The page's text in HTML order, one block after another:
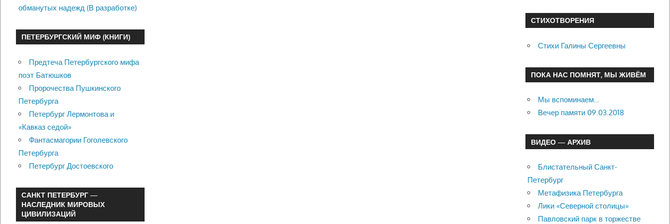
обманутых надежд (В разработке)
ПЕТЕРБУРГСКИЙ МИФ (КНИГИ)
Предтеча Петербургского мифа
поэт Батюшков
Пророчества Пушкинского
Петербурга
Петербург Лермонтова и
«Кавказ седой»
Фантасмагории Гоголевского
Петербурга
Петербург Достоевского
САНКТ ПЕТЕРБУРГ —
НАСЛЕДНИК МИРОВЫХ
ЦИВИЛИЗАЦИЙ
СТИХОТВОРЕНИЯ
Стихи Галины Сергеевны
ПОКА НАС ПОМНЯТ, МЫ ЖИВЁМ
Мы вспоминаем…
Вечер памяти 09.03.2018
ВИДЕО — АРХИВ
Блистательный Санкт-
Петербург
Метафизика Петербурга
Лики «Северной столицы»
Павловский парк в торжестве